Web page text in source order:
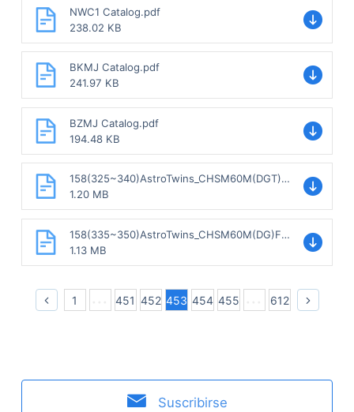
NWC1 Catalog.pdf
238.02 KB
BKMJ Catalog.pdf
241.97 KB
BZMJ Catalog.pdf
194.48 KB
158(325~340)AstroTwins_CHSM60M(DGT)F-
BH.pdf
1.20 MB
158(335~350)AstroTwins_CHSM60M(DG)F-
BH.pdf
1.13 MB
1 451 452 453 454 455 612
Suscribirse